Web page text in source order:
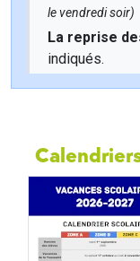
le vendredi soir)
La reprise
indiqués.